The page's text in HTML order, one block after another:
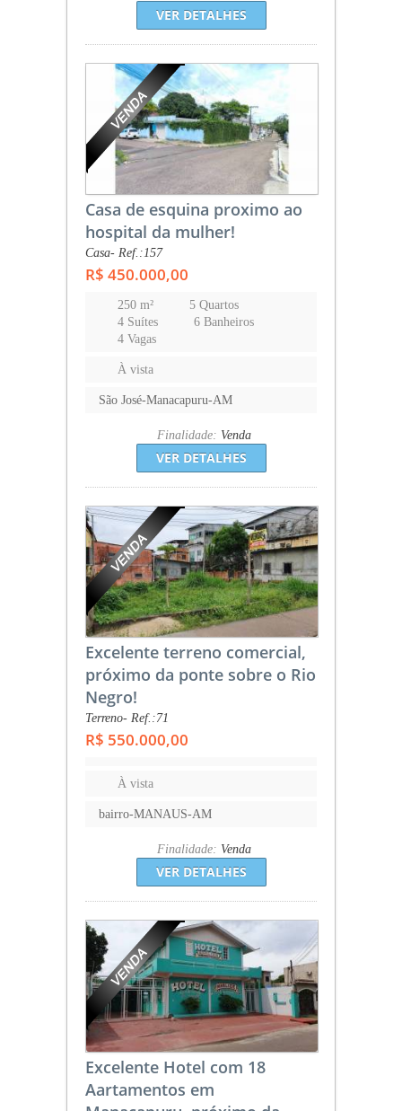
VER DETALHES
Casa de esquina proximo ao
hospital da mulher!
Casa- Ref.:157
R$ 450.000,00
250 m²
5 Quartos
4 Suítes
6 Banheiros
4 Vagas
À vista
São José-Manacapuru-AM
Finalidade: Venda
VER DETALHES
Excelente terreno comercial,
próximo da ponte sobre o Rio
Negro!
Terreno- Ref.:71
R$ 550.000,00
À vista
bairro-MANAUS-AM
Finalidade: Venda
VER DETALHES
Excelente Hotel com 18
Aartamentos em